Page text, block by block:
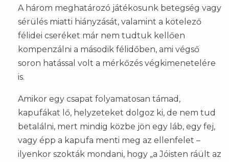
A három meghatározó játékosunk betegség vagy
sérülés miatti hiányzását, valamint a kötelező
félidei cseréket már nem tudtuk kellően
kompenzálni a második félidőben, ami végső
soron hatással volt a mérkőzés végkimenetelére
is.
Amikor egy csapat folyamatosan támad,
kapufákat lő, helyzeteket dolgoz ki, de nem tud
betalálni, mert mindig közbe jön egy láb, egy fej,
vagy épp a kapufa menti meg az ellenfelet –
ilyenkor szokták mondani, hogy „a Jóisten ráült az